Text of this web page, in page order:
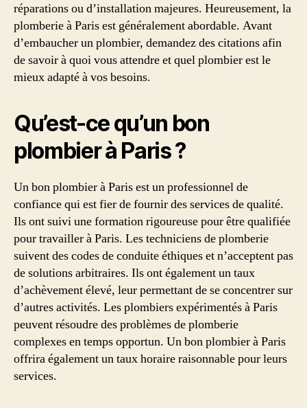
réparations ou d’installation majeures. Heureusement, la
plomberie à Paris est généralement abordable. Avant
d’embaucher un plombier, demandez des citations afin
de savoir à quoi vous attendre et quel plombier est le
mieux adapté à vos besoins.
Qu’est-ce qu’un bon
plombier à Paris ?
Un bon plombier à Paris est un professionnel de
confiance qui est fier de fournir des services de qualité.
Ils ont suivi une formation rigoureuse pour être qualifiée
pour travailler à Paris. Les techniciens de plomberie
suivent des codes de conduite éthiques et n’acceptent pas
de solutions arbitraires. Ils ont également un taux
d’achèvement élevé, leur permettant de se concentrer sur
d’autres activités. Les plombiers expérimentés à Paris
peuvent résoudre des problèmes de plomberie
complexes en temps opportun. Un bon plombier à Paris
offrira également un taux horaire raisonnable pour leurs
services.